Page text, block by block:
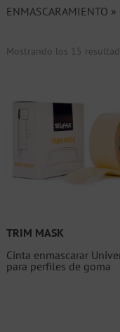
ENMASCARAMIENTO »
Mostrando los 15
TRIM MASK
Cinta enmascarar
para perfiles de goma